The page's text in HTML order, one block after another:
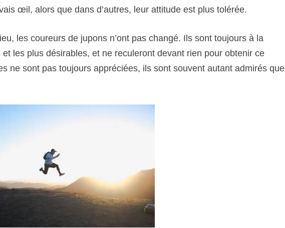
œil, alors que dans d’autres, leur attitude est plus tolérée.
les coureurs de jupons n’ont pas changé. Ils sont toujours à la
et les plus désirables, et ne reculeront devant rien pour obtenir ce
ne sont pas toujours appréciées, ils sont souvent autant admirés que